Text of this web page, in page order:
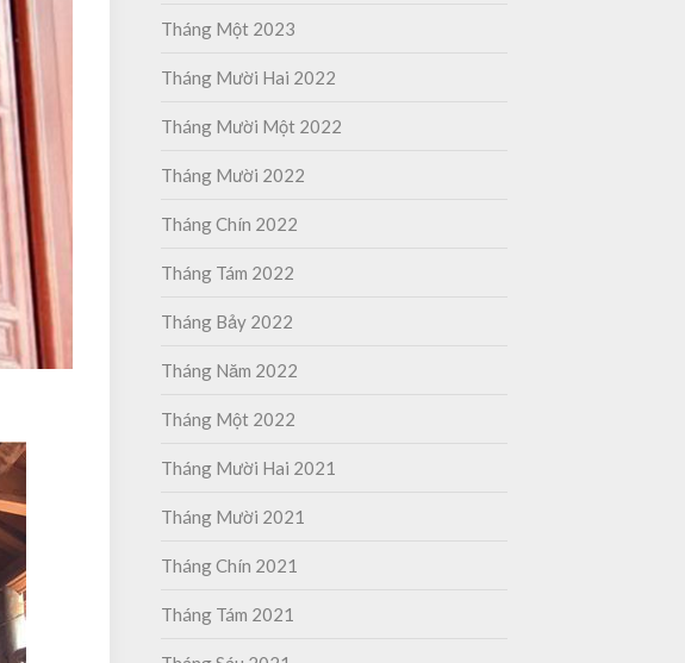
Tháng Một 2023
Tháng Mười Hai 2022
Tháng Mười Một 2022
Tháng Mười 2022
Tháng Chín 2022
Tháng Tám 2022
Tháng Bảy 2022
Tháng Năm 2022
Tháng Một 2022
Tháng Mười Hai 2021
Tháng Mười 2021
Tháng Chín 2021
Tháng Tám 2021